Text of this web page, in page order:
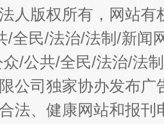
鳌关键词
魏明亮
人版权所有，网站
/全民/法治/法制/新闻
/公共/全民/法治/法
限公司独家协办发布
法、健康网站和报